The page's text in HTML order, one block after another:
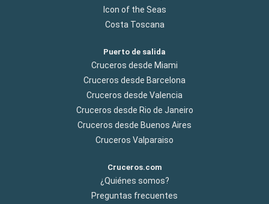
Icon of the Seas
Costa Toscana
Puerto de salida
Cruceros desde Miami
Cruceros desde Barcelona
Cruceros desde Valencia
Cruceros desde Rio de Janeiro
Cruceros desde Buenos Aires
Cruceros Valparaiso
Cruceros.com
¿Quiénes somos?
Preguntas frecuentes